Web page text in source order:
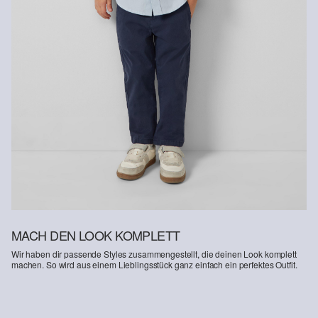
MACH DEN LOOK KOMPLETT
Wir haben dir passende Styles zusammengestellt, die deinen Look komplett
machen. So wird aus einem Lieblingsstück ganz einfach ein perfektes Outfit.